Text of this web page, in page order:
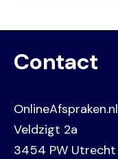
Contact
OnlineAfspraken.nl
Veldzigt 2a
3454 PW Utrecht